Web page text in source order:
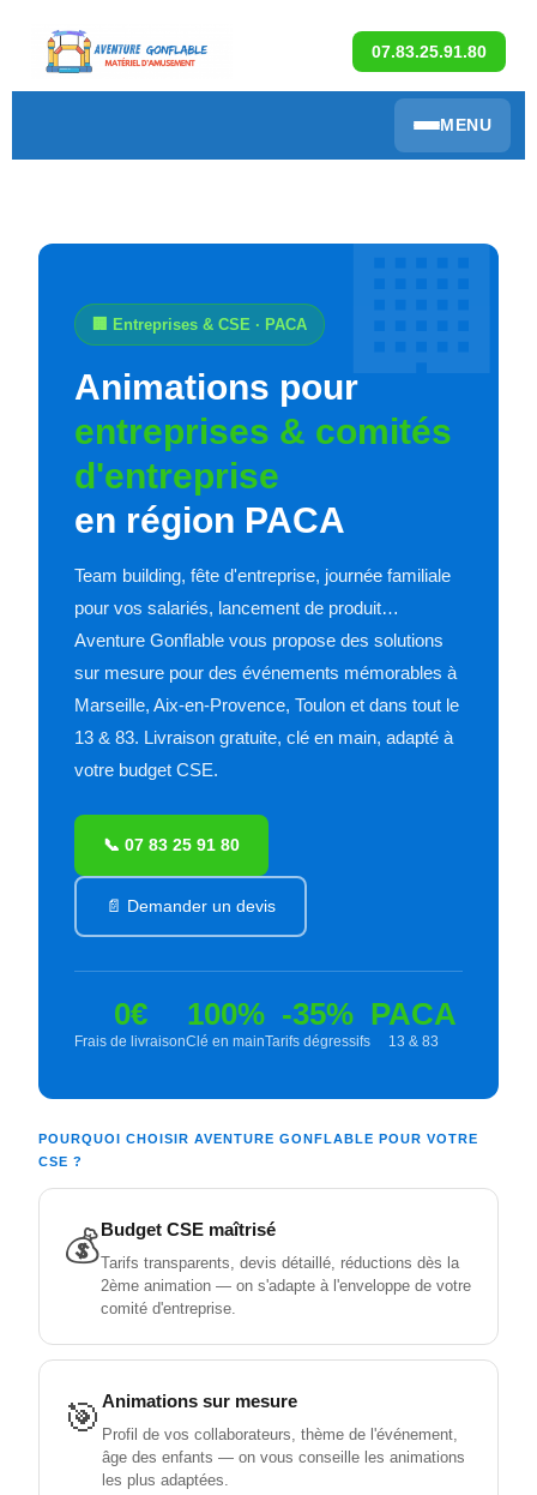
07.83.25.91.80
MENU
🏢 Entreprises & CSE · PACA
Animations pour
entreprises & comités
d'entreprise
en région PACA
Team building, fête d'entreprise, journée familiale
pour vos salariés, lancement de produit…
Aventure Gonflable vous propose des solutions
sur mesure pour des événements mémorables à
Marseille, Aix-en-Provence, Toulon et dans tout le
13 & 83. Livraison gratuite, clé en main, adapté à
votre budget CSE.
📞 07 83 25 91 80
📄 Demander un devis
0€
Frais de livraison
100%
Clé en main
-35%
Tarifs dégressifs
PACA
13 & 83
POURQUOI CHOISIR AVENTURE GONFLABLE POUR VOTRE
CSE ?
💰Budget CSE maîtrisé
Tarifs transparents, devis détaillé, réductions dès la
2ème animation — on s'adapte à l'enveloppe de votre
comité d'entreprise.
🎯Animations sur mesure
Profil de vos collaborateurs, thème de l'événement,
âge des enfants — on vous conseille les animations
les plus adaptées.